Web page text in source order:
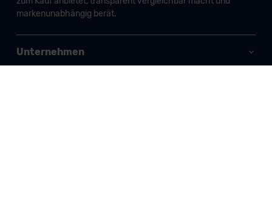
markenunabhängig berät.
Unternehmen